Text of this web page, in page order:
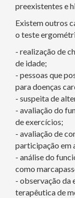
preexistentes e
Existem outros
o teste
- realização de
de idade;
- pessoas que
para doenças
- suspeita de
- avaliação do
de exercícios;
- avaliação de
participação em
- análise do
como
- observação da
terapêutica de